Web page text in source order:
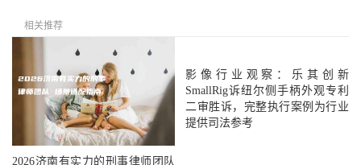
相关推荐
2026济南有实力的刑事律师团队
影像行业观察：乐其创新
SmallRig诉纽尔侧手柄外观专利
二审胜诉，完整执行案例为行业
提供司法参考